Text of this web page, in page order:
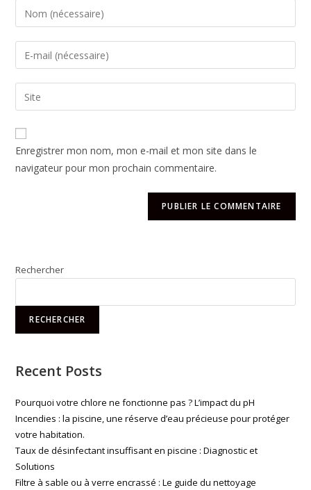
Enregistrer mon nom, mon e-mail et mon site dans le
navigateur pour mon prochain commentaire.
Rechercher
RECHERCHER
Recent Posts
Pourquoi votre chlore ne fonctionne pas ? L’impact du pH
Incendies : la piscine, une réserve d’eau précieuse pour protéger
votre habitation.
Taux de désinfectant insuffisant en piscine : Diagnostic et
Solutions
Filtre à sable ou à verre encrassé : Le guide du nettoyage